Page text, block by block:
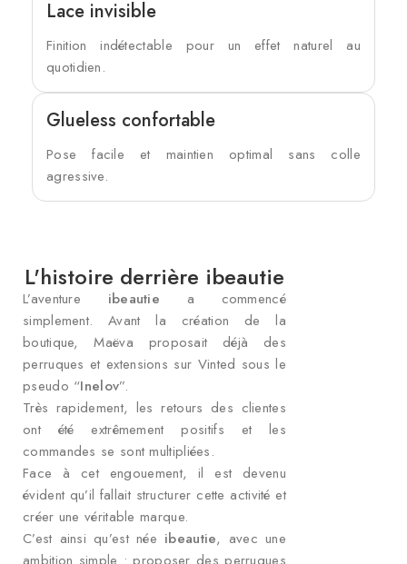
Lace invisible
Finition indétectable pour un effet naturel au
quotidien.
Glueless confortable
Pose facile et maintien optimal sans colle
agressive.
L'histoire derrière ibeautie
L’aventure ibeautie a commencé
simplement. Avant la création de la
boutique, Maëva proposait déjà des
perruques et extensions sur Vinted sous le
pseudo “Inelov”.
Très rapidement, les retours des clientes
ont été extrêmement positifs et les
commandes se sont multipliées.
Face à cet engouement, il est devenu
évident qu’il fallait structurer cette activité et
créer une véritable marque.
C’est ainsi qu’est née ibeautie, avec une